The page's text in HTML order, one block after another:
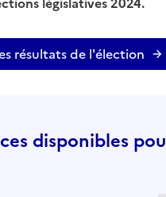
résultats de l'élection
disponibles